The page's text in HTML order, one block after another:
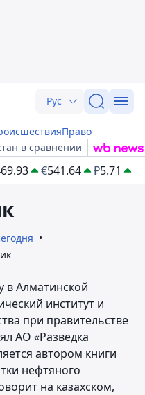
Рус
Право
в сравнении
€541.64 ₽5.71
в Алматинской
институт и
при правительстве
АО «Разведка
автором книги
нефтяного
на казахском,